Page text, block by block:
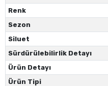
Renk
Sezon
Siluet
Sürdürülebilirlik Detayı
Ürün Detayı
Ürün Tipi